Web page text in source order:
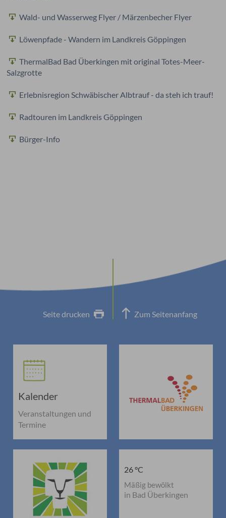
Wald- und Wasserweg Flyer / Märzenbecher Flyer
Löwenpfade - Wandern im Landkreis Göppingen
ThermalBad Bad Überkingen mit original Totes-Meer-
Salzgrotte
Erlebnisregion Schwäbischer Albtrauf - da steh ich trauf!
Radtouren im Landkreis Göppingen
Bürger-Info
Seite drucken Zum Seitenanfang
Kalender
Veranstaltungen und
Termine
26 °C
Mäßig bewölkt
in Bad Überkingen